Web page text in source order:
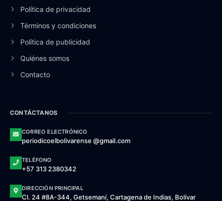
Política de privacidad
Términos y condiciones
Política de publicidad
Quiénes somos
Contacto
CONTÁCTANOS
CORREO ELECTRÓNICO
periodicoelbolivarense @gmail.com
TELÉFONO
+57 313 2380342
DIRECCIÓN PRINCIPAL
Cl. 24 #8A-344, Getsemaní, Cartagena de Indias, Bolívar